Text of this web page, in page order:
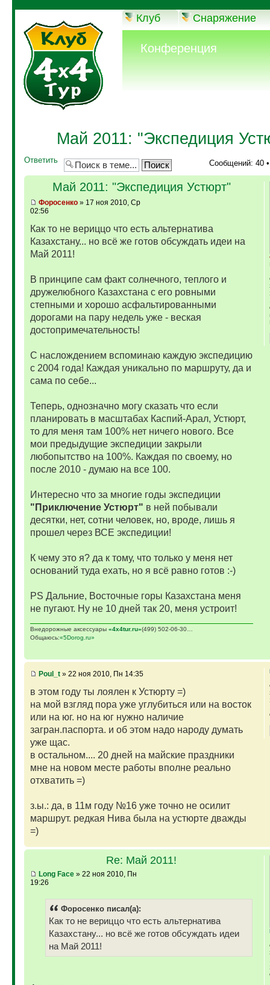
Клуб Снаряжение
Конференция
Май 2011: "Экспедиция
Ответить Сообщений: 40
Май 2011: "Экспедиция Устюрт"
Фopoceнкo» 17 ноя 2010, Ср
02:56
Как то не вериццо что есть альтернатива
Казахстану... но всё же готов обсуждать идеи на
Май 2011!
В принципе сам факт солнечного, теплого и
дружелюбного Казахстана с его ровными
степными и хорошо асфальтированными
дорогами на пару недель уже - веская
достопримечательность!
С наслождением вспоминаю каждую экспедицию
с 2004 года! Каждая уникально по маршруту, да и
сама по себе...
Теперь, однозначно могу сказать что если
планировать в масштабах Каспий-Арал, Устюрт,
то для меня там 100% нет ничего нового. Все
мои предыдущие экспедиции закрыли
любопытство на 100%. Каждая по своему, но
после 2010 - думаю на все 100.
Интересно что за многие годы экспедиции
"Приключение Устюрт" в ней побывали
десятки, нет, сотни человек, но, вроде, лишь я
прошел через ВСЕ экспедиции!
К чему это я? да к тому, что только у меня нет
оснований туда ехать, но я всё равно готов :-)
PS Дальние, Восточные горы Казахстана меня
не пугают. Ну не 10 дней так 20, меня устроит!
Внедорожные аксессуары «4х4tur.ru»(499) 502-06-30…
Общаюсь:«5Dorog.ru»
Poul_t» 22 ноя 2010, Пн 14:35
в этом году ты лоялен к Устюрту =)
на мой взгляд пора уже углубиться или на восток
или на юг. но на юг нужно наличие
загран.паспорта. и об этом надо народу думать
уже щас.
в остальном.... 20 дней на майские праздники
мне на новом месте работы вполне реально
отхватить =)
з.ы.: да, в 11м году №16 уже точно не осилит
маршрут. редкая Нива была на устюрте дважды
=)
Re: Май 2011!
Long Face» 22 ноя 2010, Пн
19:26
Фopoceнкo писал(а):
Как то не вериццо что есть альтернатива
Казахстану... но всё же готов обсуждать идеи
на Май 2011!